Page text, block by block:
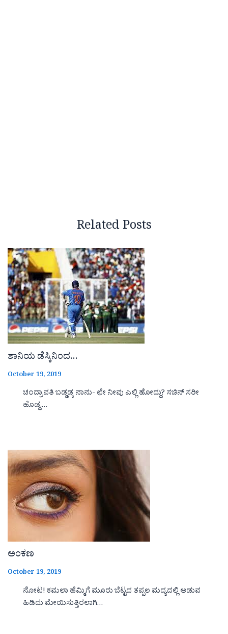
Related Posts
ಶಾನಿಯ ಡೆಸ್ಕಿನಿಂದ…
October 19, 2019
ಚಂದ್ರಾವತಿ ಬಡ್ಡಡ್ಕ ನಾನು- ಛೇ ನೀವು ಎಲ್ಲಿ ಹೋದ್ದು? ಸಚಿನ್ ಸರೀ
ಹೊಡ್ದ,…
ಅಂಕಣ
October 19, 2019
ನೋಟ! ಕಮಲಾ ಹೆಮ್ಮಿಗೆ ಮೂರು ಬೆಟ್ಟದ ತಪ್ಪಲ ಮದ್ಯದಲ್ಲಿ ಆಡುವ
ಹಿಡಿದು ಮೇಯಿಸುತ್ತಿರಲಾಗಿ…